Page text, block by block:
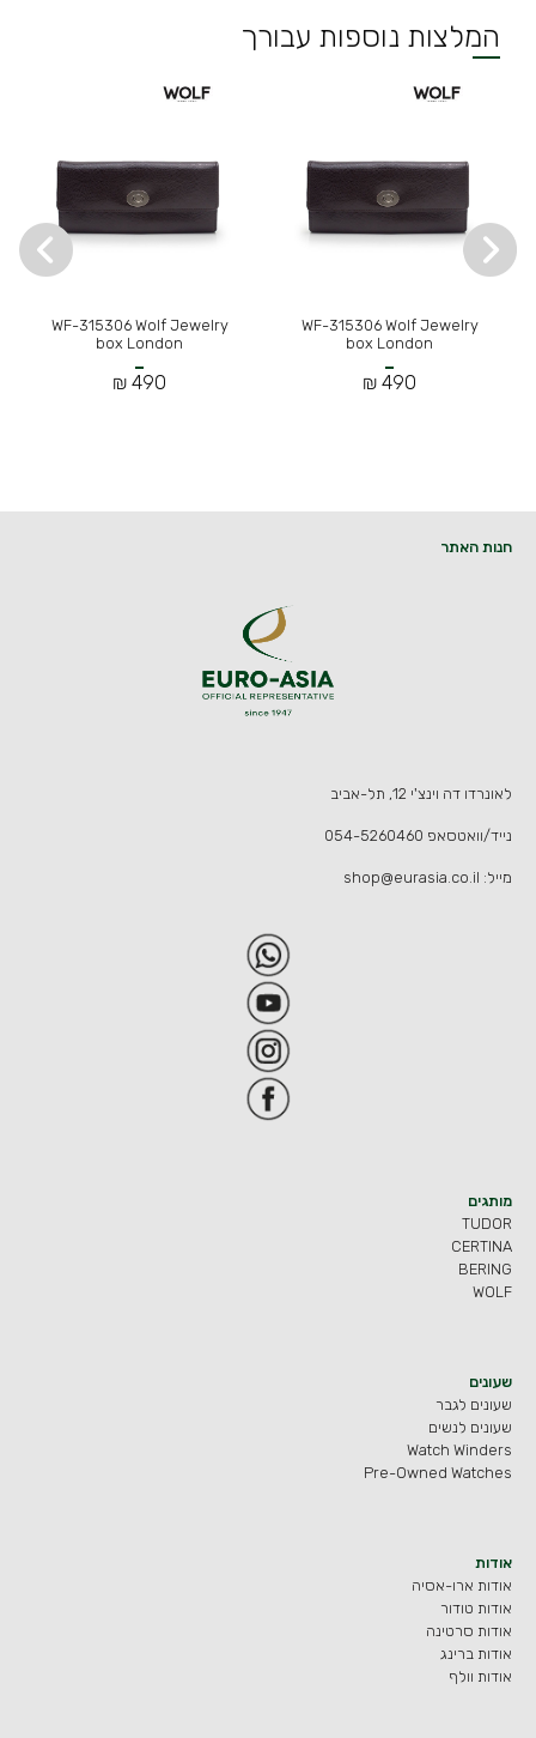
המלצות נוספות עבורך
WF-315306 Wolf Jewelry
box London
490 ₪
WF-315306 Wolf Jewelry
box London
490 ₪
חנות האתר
לאונרדו דה וינצ'י 12, תל-אביב
נייד/וואטסאפ 054-5260460
מייל: shop@eurasia.co.il
מותגים
TUDOR
CERTINA
BERING
WOLF
שעונים
שעונים לגבר
שעונים לנשים
Watch Winders
Pre-Owned Watches
אודות
אודות ארו-אסיה
אודות טודור
אודות סרטינה
אודות ברינג
אודות וולף